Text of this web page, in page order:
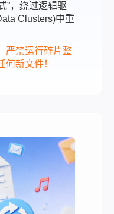
”，绕过逻辑驱
Clusters)中重
严禁运行碎片整
新文件！